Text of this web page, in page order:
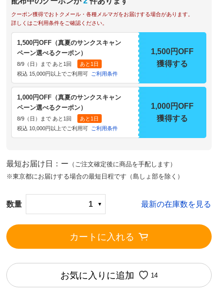
クーポン獲得でおトクメール・各種メルマガをお届けする場合があります。
詳しくはご利用条件をご確認ください。
1,500円OFF（真夏のサンクスキャン
ペーン選べるクーポン）
8/9（日）まで あと1回
あと1日
税込 15,000円以上でご利用可
ご利用条件
1,500円OFF
獲得する
1,000円OFF（真夏のサンクスキャン
ペーン選べるクーポン）
8/9（日）まで あと1回
あと1日
税込 10,000円以上でご利用可
ご利用条件
1,000円OFF
獲得する
最短お届け日：ー （ご注文確定後に商品を手配します）
※東京都にお届けする場合の最短日程です（島しょ部を除く）
数量 1 最新の在庫数を見る
カートに入れる
お気に入りに追加 14